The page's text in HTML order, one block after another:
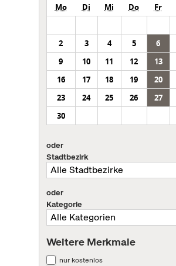
Mo Di Mi Do Fr
2
3 4 5 6
9
10 11 12 13
16
17 18 19 20
23
24 25 26 27
30
oder
Stadtbezirk
oder
Kategorie
Weitere Merkmale
nur kostenlos